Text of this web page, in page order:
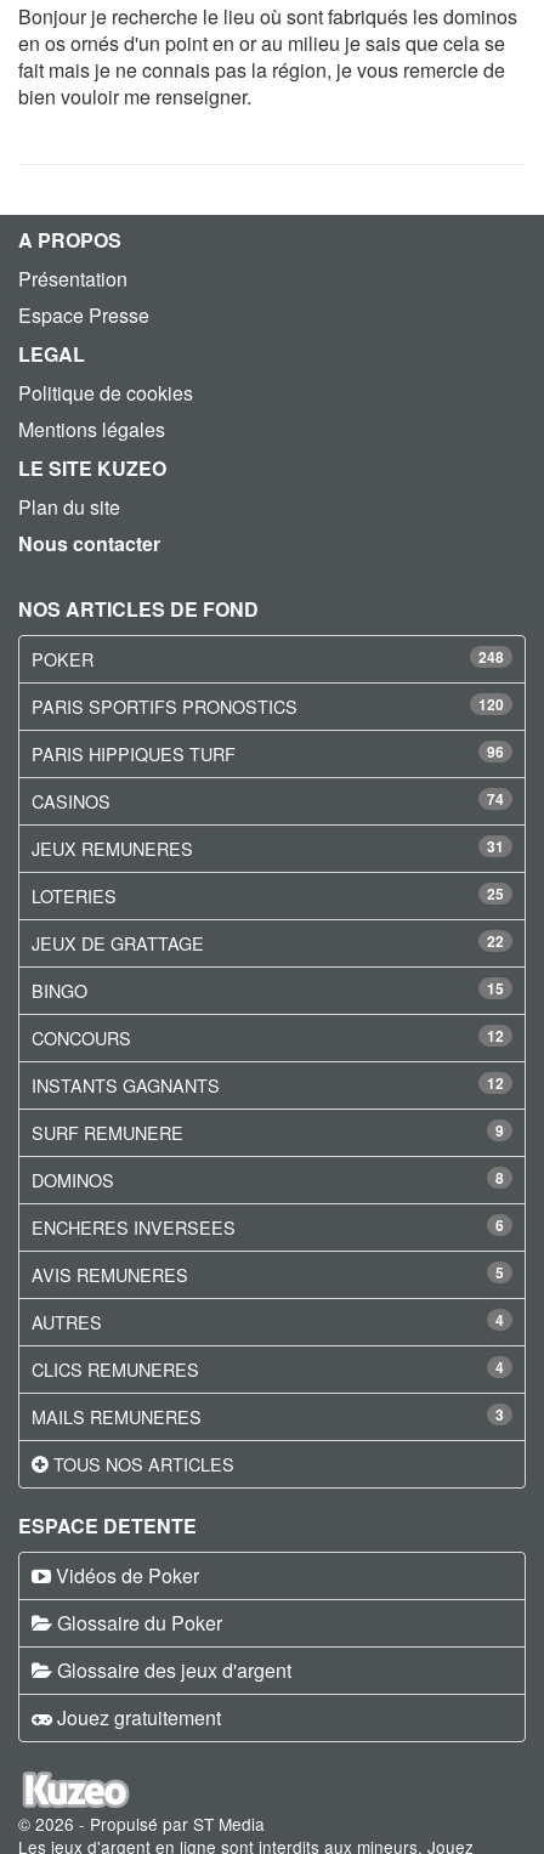
Bonjour je recherche le lieu où sont fabriqués les dominos
en os ornés d'un point en or au milieu je sais que cela se
fait mais je ne connais pas la région, je vous remercie de
bien vouloir me renseigner.
A PROPOS
Présentation
Espace Presse
LEGAL
Politique de cookies
Mentions légales
LE SITE KUZEO
Plan du site
Nous contacter
NOS ARTICLES DE FOND
248
POKER
120
PARIS SPORTIFS PRONOSTICS
96
PARIS HIPPIQUES TURF
74
CASINOS
31
JEUX REMUNERES
25
LOTERIES
22
JEUX DE GRATTAGE
15
BINGO
12
CONCOURS
12
INSTANTS GAGNANTS
9
SURF REMUNERE
8
DOMINOS
6
ENCHERES INVERSEES
5
AVIS REMUNERES
4
AUTRES
4
CLICS REMUNERES
3
MAILS REMUNERES
TOUS NOS ARTICLES
ESPACE DETENTE
Vidéos de Poker
Glossaire du Poker
Glossaire des jeux d'argent
Jouez gratuitement
© 2026 - Propulsé par ST Media
Les jeux d'argent en ligne sont interdits aux mineurs. Jouez